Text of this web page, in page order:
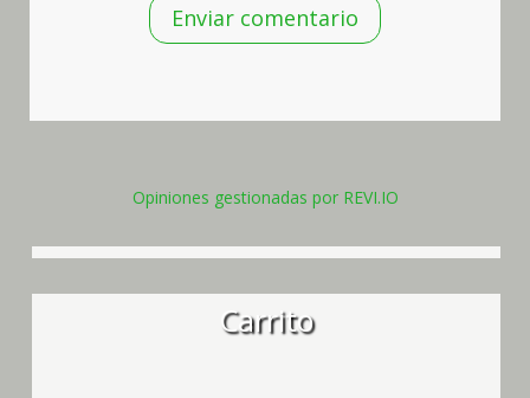
Enviar comentario
Opiniones gestionadas por REVI.IO
Carrito